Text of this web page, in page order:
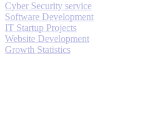
Cyber Security service
Software Development
IT Startup Projects
Website Development
Growth Statistics